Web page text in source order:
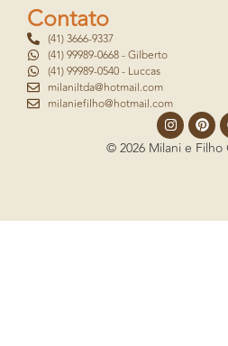
Contato
(41) 3666-9337
(41) 99989-0668 - Gilberto
(41) 99989-0540 - Luccas
milaniltda@hotmail.com
milaniefilho@hotmail.com
© 2026 Milani e